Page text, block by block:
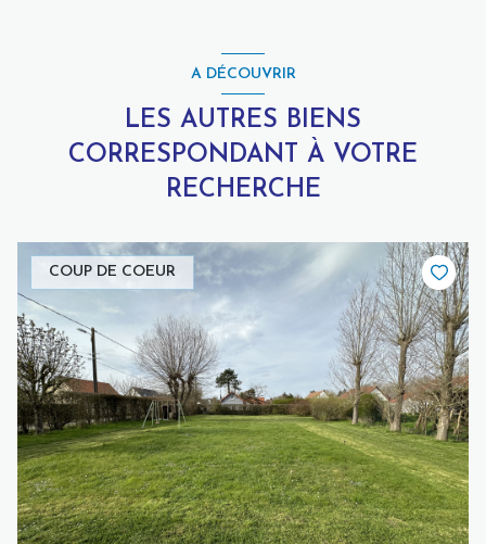
A DÉCOUVRIR
LES AUTRES BIENS
CORRESPONDANT À VOTRE
RECHERCHE
COUP DE COEUR